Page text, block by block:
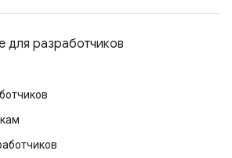
для разработчиков